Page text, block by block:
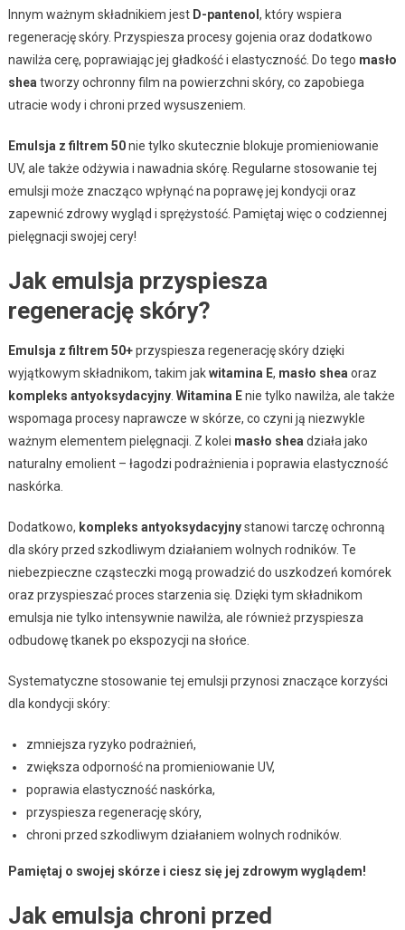
Innym ważnym składnikiem jest D-pantenol , który wspiera
regenerację skóry. Przyspiesza procesy gojenia oraz dodatkowo
nawilża cerę, poprawiając jej gładkość i elastyczność. Do tego masło
shea tworzy ochronny film na powierzchni skóry, co zapobiega
utracie wody i chroni przed wysuszeniem.
Emulsja z filtrem 50nie tylko skutecznie blokuje promieniowanie
UV, ale także odżywia i nawadnia skórę. Regularne stosowanie tej
emulsji może znacząco wpłynąć na poprawę jej kondycji oraz
zapewnić zdrowy wygląd i sprężystość. Pamiętaj więc o codziennej
pielęgnacji swojej cery!
Jak emulsja przyspiesza
regenerację skóry?
Emulsja z filtrem 50+przyspiesza regenerację skóry dzięki
wyjątkowym składnikom, takim jakwitamina E, masło shea oraz
kompleks antyoksydacyjny. Witamina Enie tylko nawilża, ale także
wspomaga procesy naprawcze w skórze, co czyni ją niezwykle
ważnym elementem pielęgnacji. Z kolei masło shea działa jako
naturalny emolient – łagodzi podrażnienia i poprawia elastyczność
naskórka.
Dodatkowo, kompleks antyoksydacyjnystanowi tarczę ochronną
dla skóry przed szkodliwym działaniem wolnych rodników. Te
niebezpieczne cząsteczki mogą prowadzić do uszkodzeń komórek
oraz przyspieszać proces starzenia się. Dzięki tym składnikom
emulsja nie tylko intensywnie nawilża, ale również przyspiesza
odbudowę tkanek po ekspozycji na słońce.
Systematyczne stosowanie tej emulsji przynosi znaczące korzyści
dla kondycji skóry:
zmniejsza ryzyko podrażnień,
zwiększa odporność na promieniowanie UV,
poprawia elastyczność naskórka,
przyspiesza regenerację skóry,
chroni przed szkodliwym działaniem wolnych rodników.
Pamiętaj o swojej skórze i ciesz się jej zdrowym wyglądem!
Jak emulsja chroni przed